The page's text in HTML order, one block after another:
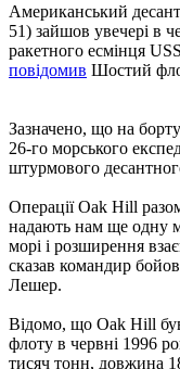
Американський
51) зайшов увечері в
ракетного есмінця
повідомив Шостий
Зазначено, що на
26-го морського
штурмового
Операції Oak Hill
надають нам ще одну
морі і розширення
сказав командир
Лешер.
Відомо, що Oak Hill
флоту в червні 1996
тисяч тонн, довжина